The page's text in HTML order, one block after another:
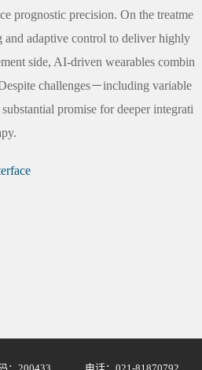
prognostic precision. On the treatme
and adaptive control to deliver highly
side, AI-driven wearables combin
challenges－including variable
promise for deeper integrati